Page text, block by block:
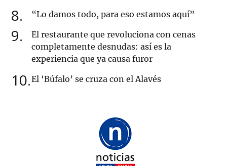
8 “Lo damos todo, para eso estamos aquí”
9
El restaurante que revoluciona con cenas
completamente desnudas: así es la
experiencia que ya causa furor
10 El ‘Búfalo’ se cruza con el Alavés